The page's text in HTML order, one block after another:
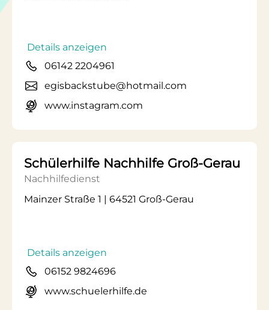
Details anzeigen
06142 2204961
egisbackstube@hotmail.com
www.instagram.com
Schülerhilfe Nachhilfe Groß-Gerau
Nachhilfedienst
Mainzer Straße 1 | 64521 Groß-Gerau
Details anzeigen
06152 9824696
www.schuelerhilfe.de